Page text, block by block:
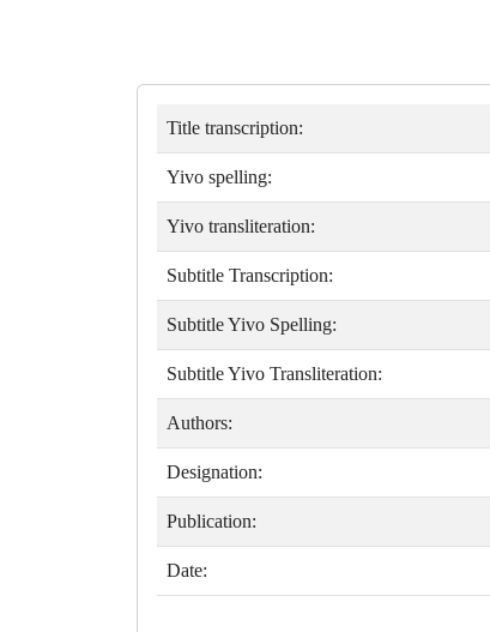
Title transcription:
Yivo spelling:
Yivo transliteration:
Subtitle Transcription:
Subtitle Yivo Spelling:
Subtitle Yivo Transliteration:
Authors:
Designation:
Publication:
Date: